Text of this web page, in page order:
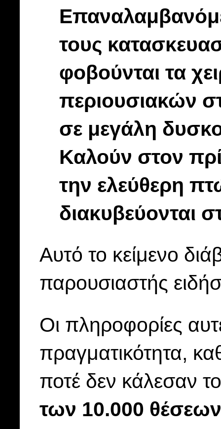
τους
φοβούνται τα
περιουσιακών
σε μεγάλη
Καλούν στον
την ελεύθερη
διακυβεύονται
Αυτό το κείμενο
παρουσιαστής
Οι πληροφορίες
πραγματικότητα,
ποτέ δεν κάλεσαν
των 10.000